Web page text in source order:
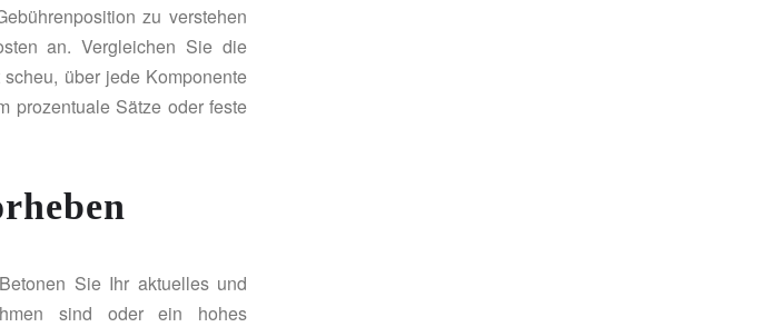
zu verstehen
an. Vergleichen Sie die
über jede Komponente
prozentuale Sätze oder feste
Sie Ihr aktuelles und
sind oder ein hohes